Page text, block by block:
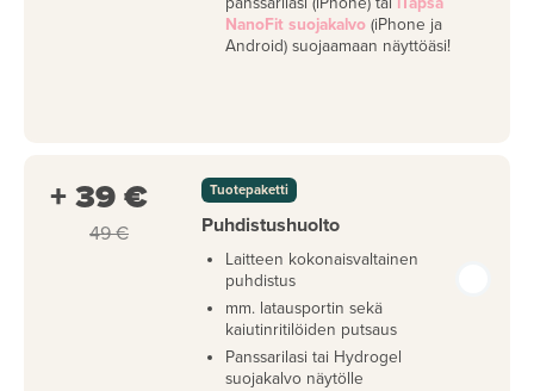
NanoFit suojakalvo (iPhone ja
Android) suojaamaan näyttöäsi!
+ 39 €
49 €
Tuotepaketti
Puhdistushuolto
Laitteen kokonaisvaltainen
puhdistus
mm. latausportin sekä
kaiutinritilöiden putsaus
Panssarilasi tai Hydrogel
suojakalvo näytölle